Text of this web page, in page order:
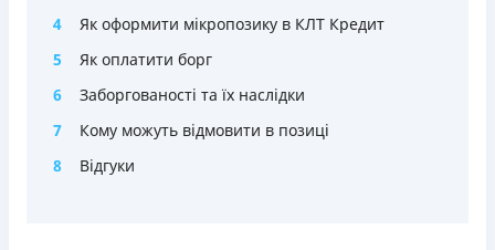
4
Як оформити мікропозику в КЛТ Кредит
5
Як оплатити борг
6
Заборгованості та їх наслідки
7
Кому можуть відмовити в позиці
8
Відгуки